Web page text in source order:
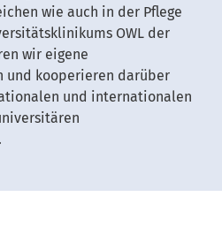
wie auch in der Pflege
OWL der
wir eigene
und kooperieren darüber
und internationalen